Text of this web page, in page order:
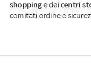
shopping e deicentri
comitati ordine e